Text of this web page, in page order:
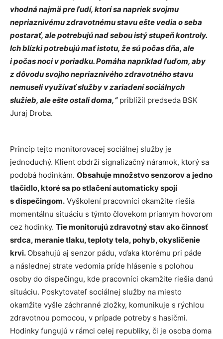
vhodná najmä pre ľudí, ktorí sa napriek svojmu
nepriaznivému zdravotnému stavu ešte vedia o seba
postarať, ale potrebujú nad sebou istý stupeň kontroly.
Ich blízki potrebujú mať istotu, že sú počas dňa, ale
i počas noci v poriadku. Pomáha napríklad ľuďom, aby
z dôvodu svojho nepriaznivého zdravotného stavu
nemuseli využívať služby v zariadení sociálnych
služieb, ale ešte ostali doma,“priblížil predseda BSK
Juraj Droba.
Princíp tejto monitorovacej sociálnej služby je
jednoduchý. Klient obdrží signalizačný náramok, ktorý sa
podobá hodinkám. Obsahuje množstvo senzorov a jedno
tlačidlo, ktoré sa po stlačení automaticky spojí
s dispečingom. Vyškolení pracovníci okamžite riešia
momentálnu situáciu s týmto človekom priamym hovorom
cez hodinky. Tie monitorujú zdravotný stav ako činnosť
srdca, meranie tlaku, teploty tela, pohyb, okysličenie
krvi. Obsahujú aj senzor pádu, vďaka ktorému pri páde
a následnej strate vedomia príde hlásenie s polohou
osoby do dispečingu, kde pracovníci okamžite riešia danú
situáciu. Poskytovateľ sociálnej služby na miesto
okamžite vyšle záchranné zložky, komunikuje s rýchlou
zdravotnou pomocou, v prípade potreby s hasičmi.
Hodinky fungujú v rámci celej republiky, či je osoba doma